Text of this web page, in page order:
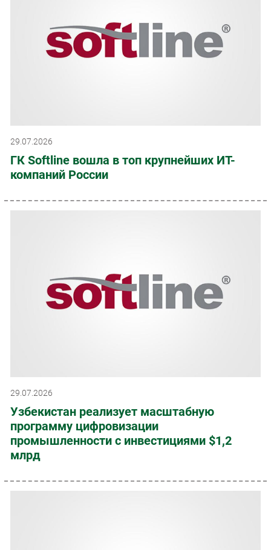
29.07.2026
ГК Softline вошла в топ крупнейших ИТ-
компаний России
29.07.2026
Узбекистан реализует масштабную
программу цифровизации
промышленности с инвестициями $1,2
млрд